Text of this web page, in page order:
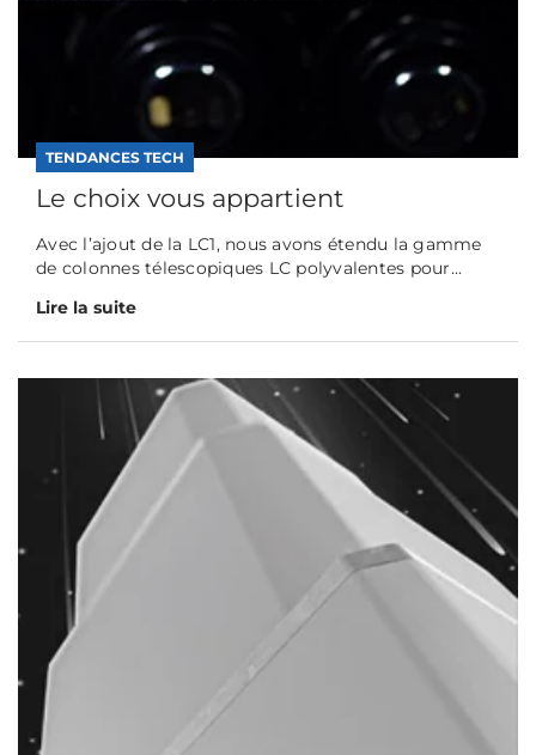
TENDANCES TECH
Le choix vous appartient
Avec l’ajout de la LC1, nous avons étendu la gamme
de colonnes télescopiques LC polyvalentes pour...
Lire la suite